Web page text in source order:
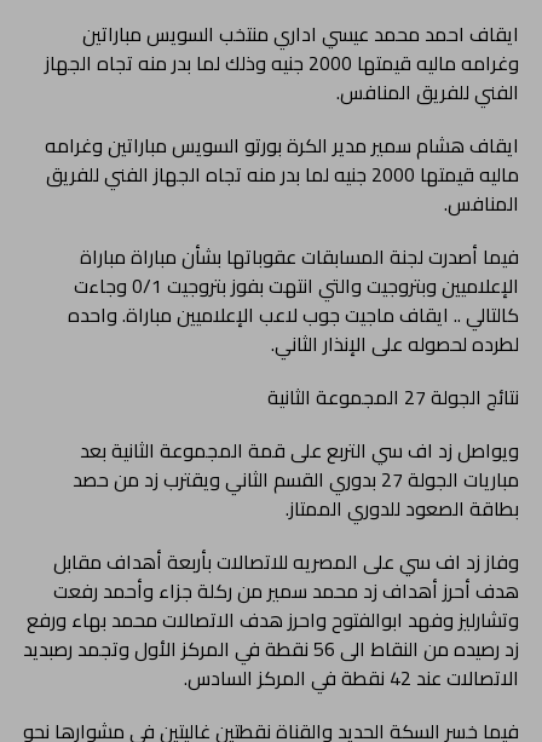
ايقاف احمد محمد عيسي اداري منتخب السويس مباراتين
وغرامه ماليه قيمتها 2000 جنيه وذلك لما بدر منه تجاه الجهاز
الفني للفريق المنافس.
ايقاف هشام سمير مدير الكرة بورتو السويس مباراتين وغرامه
ماليه قيمتها 2000 جنيه لما بدر منه تجاه الجهاز الفني للفريق
المنافس.
فيما أصدرت لجنة المسابقات عقوباتها بشأن مباراة مباراة
الإعلاميين وبتروجيت والتي انتهت بفوز بتروجيت 0/1 وجاءت
كالتالي .. ايقاف ماجيت جوب لاعب الإعلاميين مباراة. واحده
لطرده لحصوله على الإنذار الثاني.
نتائج الجولة 27 المجموعة الثانية
ويواصل زد اف سي التربع على قمة المجموعة الثانية بعد
مباريات الجولة 27 بدوري القسم الثاني ويقترب زد من حصد
بطاقة الصعود للدوري الممتاز.
وفاز زد اف سي على المصريه للاتصالات بأربعة أهداف مقابل
هدف أحرز أهداف زد محمد سمير من ركلة جزاء وأحمد رفعت
وتشارليز وفهد ابوالفتوح واحرز هدف الاتصالات محمد بهاء ورفع
زد رصيده من النقاط الى 56 نقطة في المركز الأول وتجمد رصبديد
الاتصالات عند 42 نقطة في المركز السادس.
فيما خسر السكة الحديد والقناة نقطتين غاليتين في مشوارها نحو